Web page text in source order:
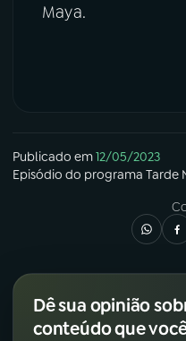
Maya.
Publicado em12/05/2023
Episódio do programa Tarde
Dê sua opinião
conteúdo que